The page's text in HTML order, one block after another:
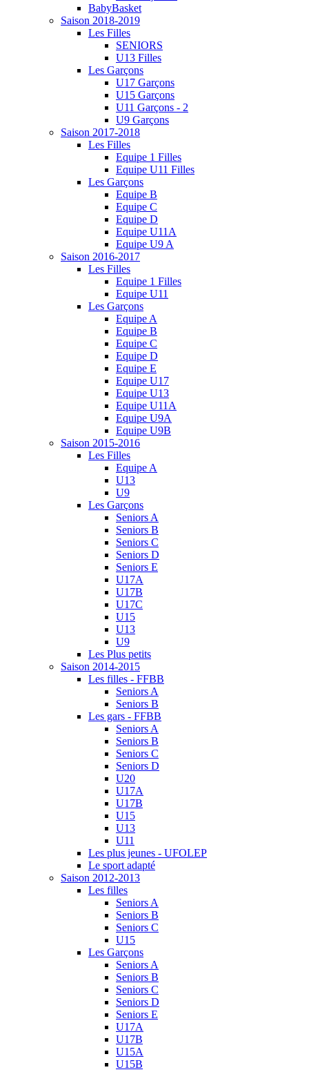
BabyBasket
Saison 2018-2019
Les Filles
SENIORS
U13 Filles
Les Garçons
U17 Garçons
U15 Garçons
U11 Garçons - 2
U9 Garçons
Saison 2017-2018
Les Filles
Equipe 1 Filles
Equipe U11 Filles
Les Garçons
Equipe B
Equipe C
Equipe D
Equipe U11A
Equipe U9 A
Saison 2016-2017
Les Filles
Equipe 1 Filles
Equipe U11
Les Garçons
Equipe A
Equipe B
Equipe C
Equipe D
Equipe E
Equipe U17
Equipe U13
Equipe U11A
Equipe U9A
Equipe U9B
Saison 2015-2016
Les Filles
Equipe A
U13
U9
Les Garçons
Seniors A
Seniors B
Seniors C
Seniors D
Seniors E
U17A
U17B
U17C
U15
U13
U9
Les Plus petits
Saison 2014-2015
Les filles - FFBB
Seniors A
Seniors B
Les gars - FFBB
Seniors A
Seniors B
Seniors C
Seniors D
U20
U17A
U17B
U15
U13
U11
Les plus jeunes - UFOLEP
Le sport adapté
Saison 2012-2013
Les filles
Seniors A
Seniors B
Seniors C
U15
Les Garçons
Seniors A
Seniors B
Seniors C
Seniors D
Seniors E
U17A
U17B
U15A
U15B